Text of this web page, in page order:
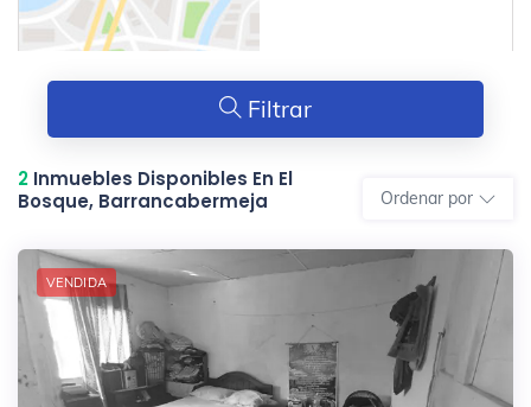
Filtrar
2 Inmuebles Disponibles En El
Bosque, Barrancabermeja
Ordenar por
VENDIDA